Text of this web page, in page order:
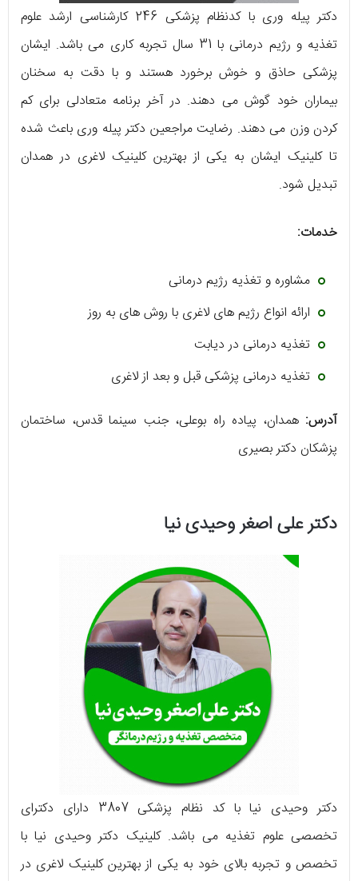
دکتر پیله وری با کدنظام پزشکی 246 کارشناسی ارشد علوم
تغذیه و رژیم درمانی با 31 سال تجربه کاری می باشد. ایشان
پزشکی حاذق و خوش برخورد هستند و با دقت به سخنان
بیماران خود گوش می دهند. در آخر برنامه متعادلی برای کم
کردن وزن می دهند. رضایت مراجعین دکتر پیله وری باعث شده
تا کلینیک ایشان به یکی از بهترین کلینیک لاغری در همدان
تبدیل شود.
خدمات:
مشاوره و تغذیه رژیم درمانی
ارائه انواع رژیم‌ های لاغری با روش های به روز
تغذیه درمانی در دیابت
تغذیه درمانی پزشکی قبل و بعد از لاغری
آدرس: همدان، پیاده راه بوعلی، جنب سینما قدس، ساختمان
پزشکان دکتر بصیری
دکتر علی اصغر وحیدی نیا
دکتر وحیدی نیا با کد نظام پزشکی 3807 دارای دکترای
تخصصی علوم تغذیه می باشد. کلینیک دکتر وحیدی نیا با
تخصص و تجربه بالای خود به یکی از بهترین کلینیک لاغری در